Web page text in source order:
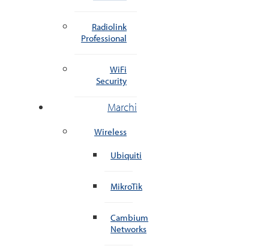
Radiolink
Professional
WiFi
Security
Marchi
Wireless
Ubiquiti
MikroTik
Cambium
Networks